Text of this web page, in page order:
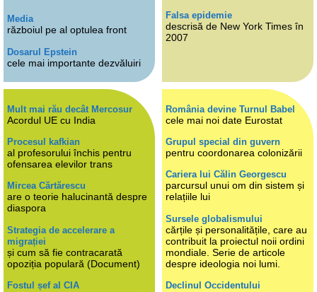
Media
războiul pe al optulea front
Dosarul Epstein
cele mai importante dezvăluiri
Falsa epidemie
descrisă de New York Times în
2007
Mult mai rău decât Mercosur
Acordul UE cu India
Procesul kafkian
al profesorului închis pentru
ofensarea elevilor trans
Mircea Cărtărescu
are o teorie halucinantă despre
diaspora
Strategia de accelerare a
migrației
și cum să fie contracarată
opoziția populară (Document)
Fostul șef al CIA
România devine Turnul Babel
cele mai noi date Eurostat
Grupul special din guvern
pentru coordonarea colonizării
Cariera lui Călin Georgescu
parcursul unui om din sistem și
relațiile lui
Sursele globalismului
cărțile și personalitățile, care au
contribuit la proiectul noii ordini
mondiale. Serie de articole
despre ideologia noi lumi.
Declinul Occidentului